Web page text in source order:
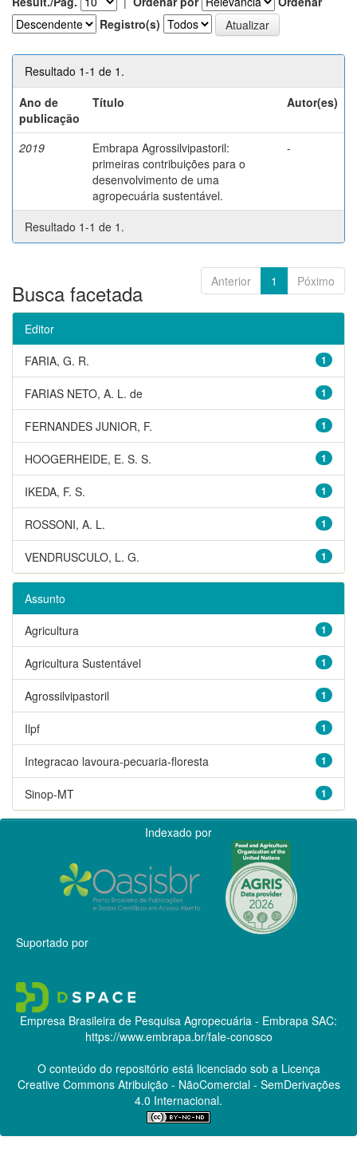
Registro(s)
Resultado 1-1 de 1.
Ano de
publicação
Título Autor(es)
2019
Embrapa Agrossilvipastoril:
primeiras contribuições para o
desenvolvimento de uma
agropecuária sustentável.
-
Resultado 1-1 de 1.
Anterior 1 Póximo
Busca facetada
Editor
1
FARIA, G. R.
1
FARIAS NETO, A. L. de
1
FERNANDES JUNIOR, F.
1
HOOGERHEIDE, E. S. S.
1
IKEDA, F. S.
1
ROSSONI, A. L.
1
VENDRUSCULO, L. G.
Assunto
1
Agricultura
1
Agricultura Sustentável
1
Agrossilvipastoril
1
Ilpf
1
Integracao lavoura-pecuaria-floresta
1
Sinop-MT
Indexado por
Suportado por
Empresa Brasileira de Pesquisa Agropecuária - Embrapa SAC:
https://www.embrapa.br/fale-conosco
O conteúdo do repositório está licenciado sob a Licença
Creative CommonsAtribuição - NãoComercial - SemDerivações
4.0 Internacional.